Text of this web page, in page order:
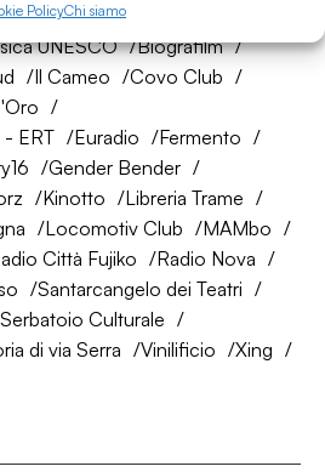
PolicyChi siamo
Baumhaus
UNESCO
Biografilm
Il Cameo
Covo Club
- ERT
Euradio
Fermento
Gender Bender
Kinotto
Libreria Trame
Locomotiv Club
MAMbo
Città Fujiko
Radio Nova
Santarcangelo dei Teatri
Culturale
di via Serra Vinilificio
Xing